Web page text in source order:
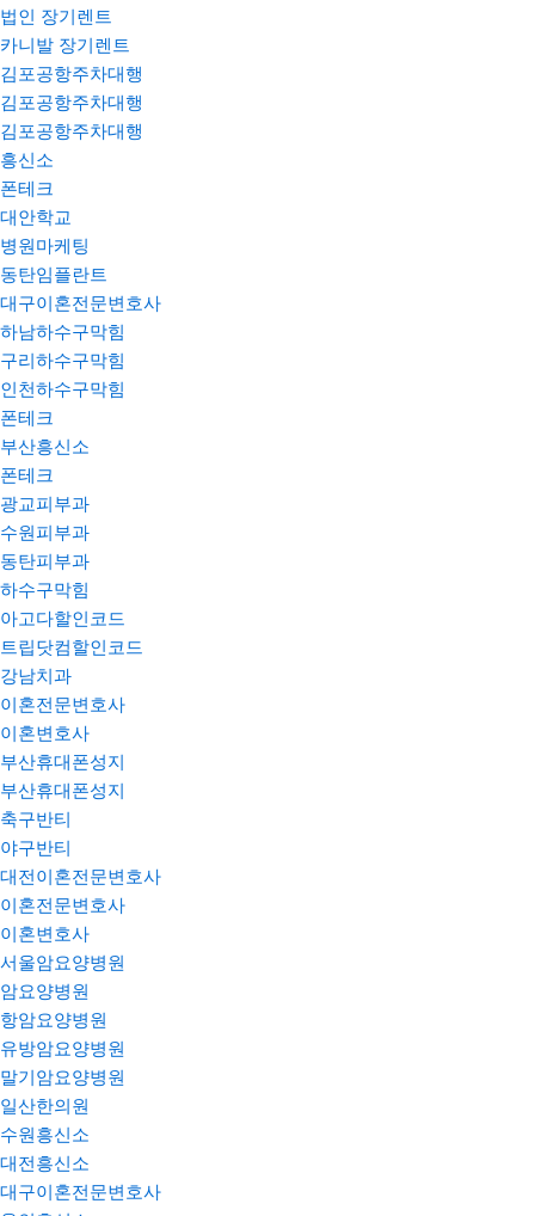
법인 장기렌트
카니발 장기렌트
김포공항주차대행
김포공항주차대행
김포공항주차대행
흥신소
폰테크
대안학교
병원마케팅
동탄임플란트
대구이혼전문변호사
하남하수구막힘
구리하수구막힘
인천하수구막힘
폰테크
부산흥신소
폰테크
광교피부과
수원피부과
동탄피부과
하수구막힘
아고다할인코드
트립닷컴할인코드
강남치과
이혼전문변호사
이혼변호사
부산휴대폰성지
부산휴대폰성지
축구반티
야구반티
대전이혼전문변호사
이혼전문변호사
이혼변호사
서울암요양병원
암요양병원
항암요양병원
유방암요양병원
말기암요양병원
일산한의원
수원흥신소
대전흥신소
대구이혼전문변호사